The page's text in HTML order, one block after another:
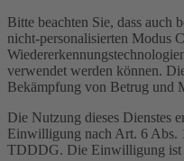
Bitte beachten Sie, dass auch
nicht-personalisierten Modus
verwendet werden können.
Bekämpfung von Betrug und
Die Nutzung dieses Dienstes
Einwilligung nach Art. 6 Abs.
TDDDG. Die Einwilligung ist